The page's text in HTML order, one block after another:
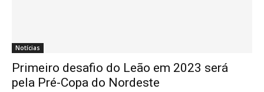
Notícias
Primeiro desafio do Leão em 2023 será
pela Pré-Copa do Nordeste